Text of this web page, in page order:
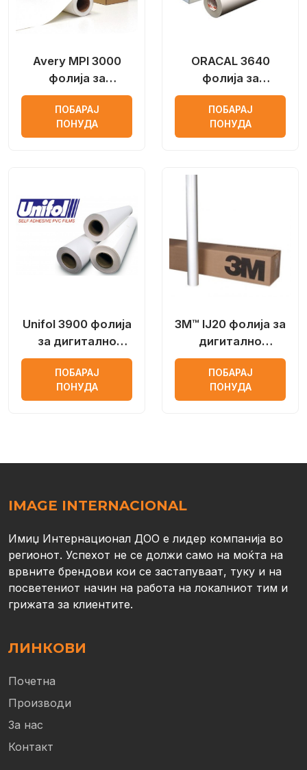
Avery MPI 3000
фолија за
дигитално
печатење
ПОБАРАЈ
ПОНУДА
ORACAL 3640
фолија за
дигитално
печатење
ПОБАРАЈ
ПОНУДА
Unifol 3900 фолија
за дигитално
печатење
ПОБАРАЈ
ПОНУДА
3M™ IJ20 фолија за
дигитално
печатење
ПОБАРАЈ
ПОНУДА
IMAGE INTERNACIONAL
Имиџ Интернационал ДОО е лидер компанија во
регионот. Успехот не се должи само на моќта на
врвните брендови кои се застапуваат, туку и на
посветениот начин на работа на локалниот тим и
грижата за клиентите.
ЛИНКОВИ
Почетна
Производи
За нас
Контакт